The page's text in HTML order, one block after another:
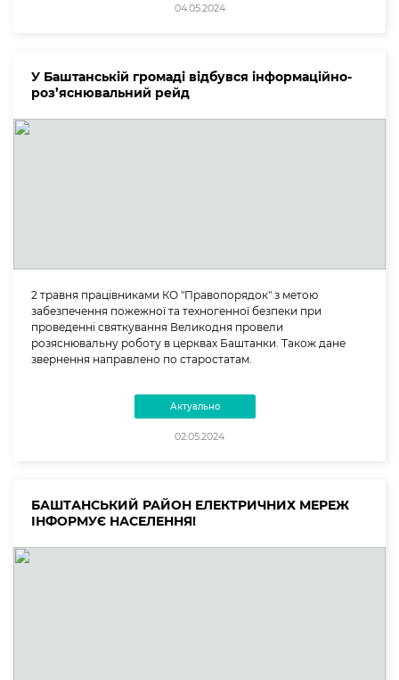
04.05.2024
У Баштанській громаді відбувся інформаційно-
роз’яснювальний рейд
2 травня працівниками КО "Правопорядок" з метою
забезпечення пожежної та техногенної безпеки при
проведенні святкування Великодня провели
розяснювальну роботу в церквах Баштанки. Також дане
звернення направлено по старостатам.
Актуально
02.05.2024
БАШТАНСЬКИЙ РАЙОН ЕЛЕКТРИЧНИХ МЕРЕЖ
ІНФОРМУЄ НАСЕЛЕННЯ!